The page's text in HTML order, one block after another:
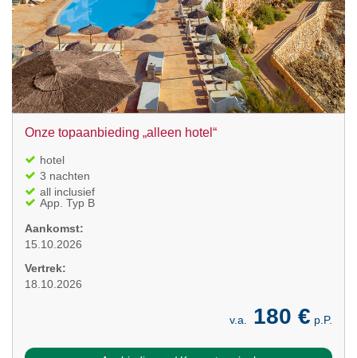
Onze topaanbieding „alleen hotel“
hotel
3 nachten
all inclusief
App. Typ B
Aankomst:
15.10.2026
Vertrek:
18.10.2026
v.a. 180 € p.P.